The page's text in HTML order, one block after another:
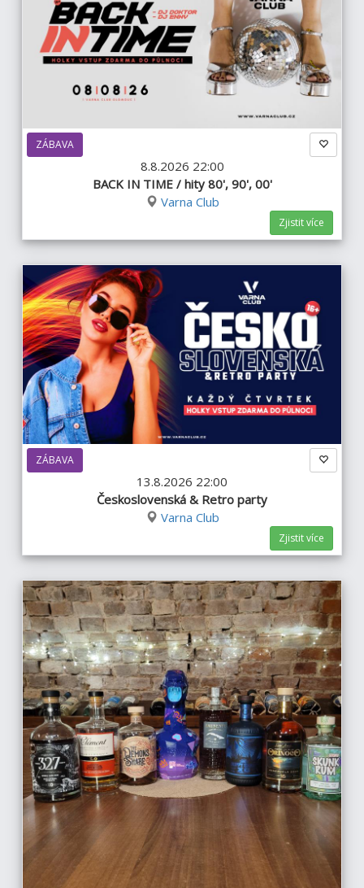
ZÁBAVA
8.8.2026 22:00
BACK IN TIME / hity 80', 90', 00'
Varna Club
Zjistit více
ZÁBAVA
13.8.2026 22:00
Československá & Retro party
Varna Club
Zjistit více